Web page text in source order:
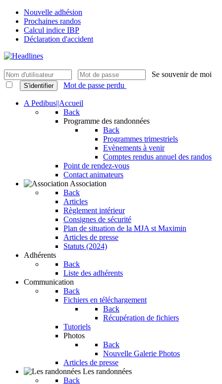
Nouvelle adhésion
Prochaines randos
Calcul indice IBP
Déclaration d'accident
Se souvenir de moi
S'identifier Mot de passe perdu
A Pedibus||Accueil
Back
Programme des randonnées
Back
Programmes trimestriels
Evènements à venir
Comptes rendus annuel des randos
Point de rendez-vous
Contact animateurs
Association
Back
Articles
Règlement intérieur
Consignes de sécurité
Plan de situation de la MJA st Maximin
Articles de presse
Statuts (2024)
Adhérents
Back
Liste des adhérents
Communication
Back
Fichiers en téléchargement
Back
Récupération de fichiers
Tutoriels
Photos
Back
Nouvelle Galerie Photos
Articles de presse
Les randonnées
Back